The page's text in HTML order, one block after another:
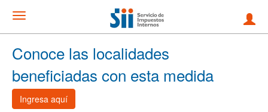
Conoce las localidades
beneficiadas con esta medida
Ingresa aquí